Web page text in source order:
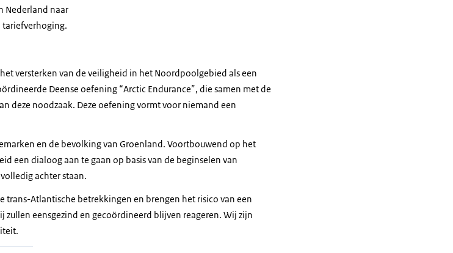
Nederland naar
tariefverhoging.
versterken van de veiligheid in het Noordpoolgebied als een
Deense oefening “Arctic Endurance”, die samen met de
deze noodzaak. Deze oefening vormt voor niemand een
en de bevolking van Groenland. Voortbouwend op het
een dialoog aan te gaan op basis van de beginselen van
achter staan.
Atlantische betrekkingen en brengen het risico van een
zullen eensgezind en gecoördineerd blijven reageren. Wij zijn